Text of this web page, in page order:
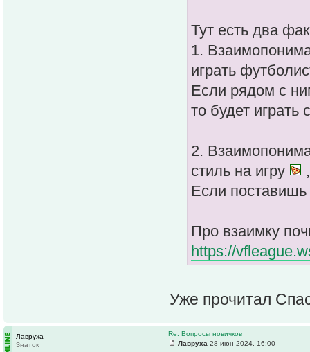
Тут есть два
1.
играть
Если рядом с
то будет играть
2.
стиль на игру
Если
Про взаимку
https://
Уже прочитал
Re: Вопросы новичков
Лавруха 28 июн 2024, 16:00
Лавруха
Знаток